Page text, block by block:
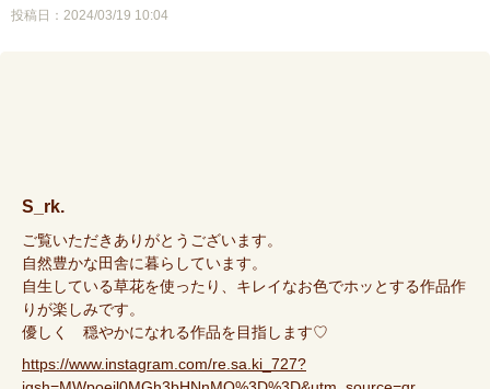
投稿日：2024/03/19 10:04
S_rk.
ご覧いただきありがとうございます。
自然豊かな田舎に暮らしています。
自生している草花を使ったり、キレイなお色でホッとする作品作
りが楽しみです。
優しく 穏やかになれる作品を目指します♡
https://www.instagram.com/re.sa.ki_727?